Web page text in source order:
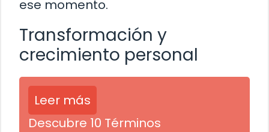
ese momento.
Transformación y
crecimiento personal
Leer más
Descubre 10 Términos